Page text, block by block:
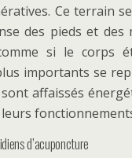
Ce terrain
des pieds et des
si le corps
importants se
affaissés
d’acuponcture